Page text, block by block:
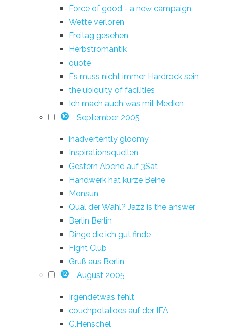
Force of good - a new campaign
Wette verloren
Freitag gesehen
Herbstromantik
quote
Es muss nicht immer Hardrock sein
the ubiquity of facilities
Ich mach auch was mit Medien
10 September 2005
inadvertently gloomy
Inspirationsquellen
Gestern Abend auf 3Sat
Handwerk hat kurze Beine
Monsun
Qual der Wahl? Jazz is the answer
Berlin Berlin
Dinge die ich gut finde
Fight Club
Gruß aus Berlin
12 August 2005
Irgendetwas fehlt
couchpotatoes auf der IFA
G.Henschel